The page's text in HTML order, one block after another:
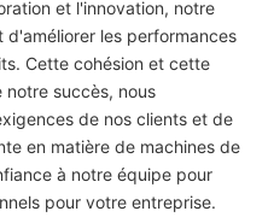
et l'innovation, notre
les performances
Cette cohésion et cette
succès, nous
de nos clients et de
en matière de machines de
à notre équipe pour
pour votre entreprise.